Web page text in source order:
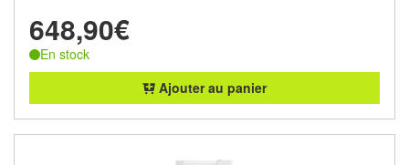
648,90€
En stock
Ajouter au panier